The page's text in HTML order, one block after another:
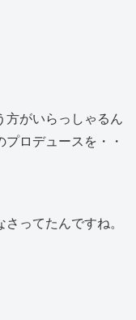
方がいらっしゃるん
ロデュースを・・
ってたんですね。